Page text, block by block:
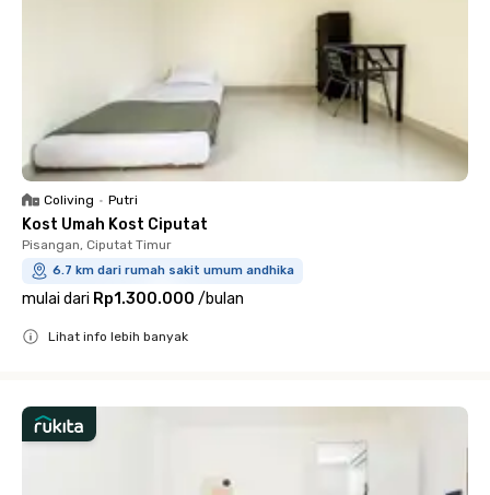
Coliving • Putri
Kost Umah Kost Ciputat
Pisangan, Ciputat Timur
6.7 km dari rumah sakit umum andhika
mulai dari Rp1.300.000 /bulan
Lihat info lebih banyak